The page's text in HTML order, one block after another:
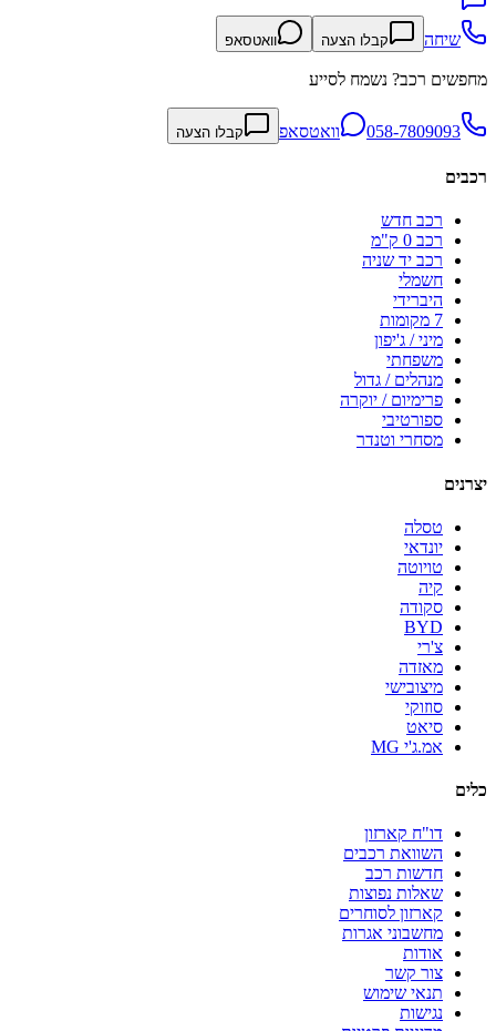
שיחה קבלו הצעה וואטסאפ
מחפשים רכב? נשמח לסייע
058-7809093 וואטסאפ קבלו הצעה
רכבים
רכב חדש
רכב 0 ק"מ
רכב יד שניה
חשמלי
היברידי
7 מקומות
מיני / ג'יפון
משפחתי
מנהלים / גדול
פרימיום / יוקרה
ספורטיבי
מסחרי וטנדר
יצרנים
טסלה
יונדאי
טויוטה
קיה
סקודה
BYD
צ'רי
מאזדה
מיצובישי
סוזוקי
סיאט
אמ.ג'י MG
כלים
דו"ח קארזון
השוואת רכבים
חדשות רכב
שאלות נפוצות
קארזון לסוחרים
מחשבוני אגרות
אודות
צור קשר
תנאי שימוש
נגישות